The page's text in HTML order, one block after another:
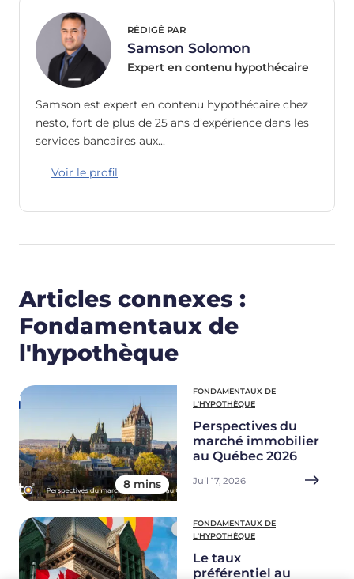
RÉDIGÉ PAR
Samson Solomon
Expert en contenu hypothécaire
Samson est expert en contenu hypothécaire chez
nesto, fort de plus de 25 ans d’expérience dans les
services bancaires aux…
Voir le profil
Articles connexes :
Fondamentaux de
l'hypothèque
8 mins
FONDAMENTAUX DE
L'HYPOTHÈQUE
Perspectives du
marché immobilier
au Québec 2026
Juil 17, 2026
FONDAMENTAUX DE
L'HYPOTHÈQUE
Le taux
préférentiel au